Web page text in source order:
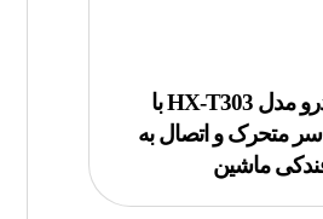
پنکه خودرو مدل HX-T303 با
سر متحرک و اتصال به
ماشین